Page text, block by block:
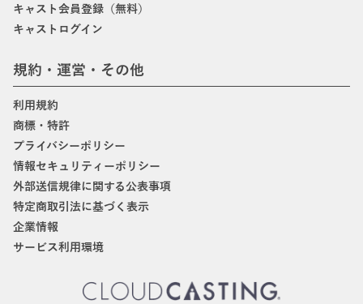
キャスト会員登録（無料）
キャストログイン
規約・運営・その他
利用規約
商標・特許
プライバシーポリシー
情報セキュリティーポリシー
外部送信規律に関する公表事項
特定商取引法に基づく表示
企業情報
サービス利用環境